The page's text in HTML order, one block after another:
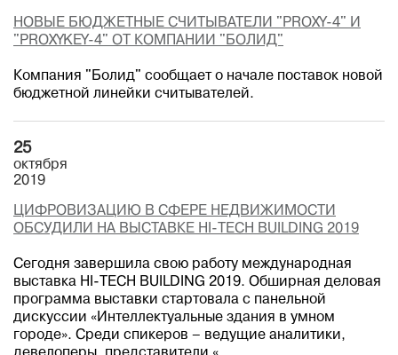
НОВЫЕ БЮДЖЕТНЫЕ СЧИТЫВАТЕЛИ "PROXY-4" И
"PROXYKEY-4" ОТ КОМПАНИИ "БОЛИД"
Компания "Болид" сообщает о начале поставок новой
бюджетной линейки считывателей.
25
октября
2019
ЦИФРОВИЗАЦИЮ В СФЕРЕ НЕДВИЖИМОСТИ
ОБСУДИЛИ НА ВЫСТАВКЕ HI-TECH BUILDING 2019
Сегодня завершила свою работу международная
выставка HI-TECH BUILDING 2019. Обширная деловая
программа выставки стартовала с панельной
дискуссии «Интеллектуальные здания в умном
городе». Среди спикеров – ведущие аналитики,